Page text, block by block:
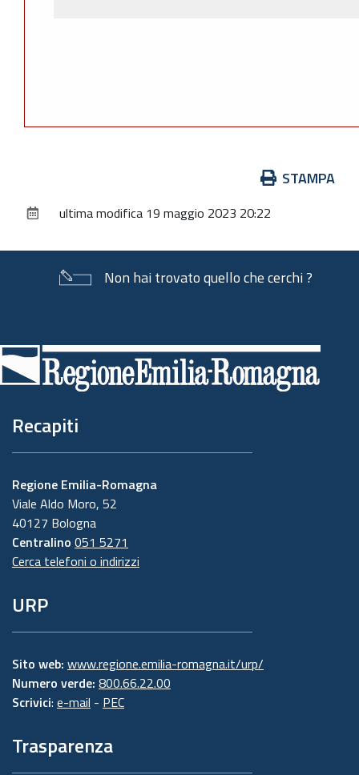
documento
STAMPA
ultima modifica 19 maggio 2023 20:22
Non hai trovato quello che cerchi ?
di
pagina
Recapiti
Regione Emilia-Romagna
Viale Aldo Moro, 52
40127 Bologna
Centralino 051 5271
Cerca telefoni o indirizzi
URP
Sito web: www.regione.emilia-romagna.it/urp/
Numero verde: 800.66.22.00
Scrivici: e-mail - PEC
Trasparenza